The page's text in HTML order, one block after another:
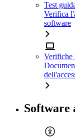
Test
Verifica
software
Verifiche
Software